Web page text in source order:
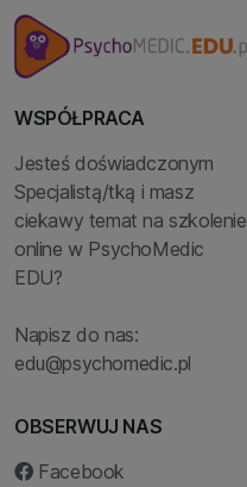
WSPÓŁPRACA
Jesteś doświadczonym
Specjalistą/tką i masz
ciekawy temat na szkolenie
online w PsychoMedic
EDU?
Napisz do nas:
edu@psychomedic.pl
OBSERWUJ NAS
Facebook